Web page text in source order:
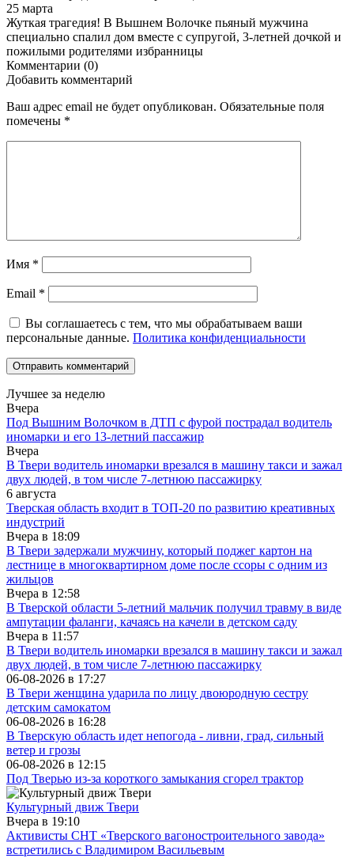
25 марта
Жуткая трагедия! В Вышнем Волочке пьяный мужчина
специально спалил дом вместе с супругой, 3-летней дочкой и
пожилыми родителями избранницы
Комментарии (0)
Добавить комментарий
Ваш адрес email не будет опубликован. Обязательные поля
помечены *
Имя *
Email *
Вы соглашаетесь с тем, что мы обрабатываем ваши
персональные данные. Политика конфиденциальности
Лучшее за неделю
Вчера
Под Вышним Волочком в ДТП с фурой пострадал водитель
иномарки и его 13-летний пассажир
Вчера
В Твери водитель иномарки врезался в машину такси и зажал
двух людей, в том числе 7-летнюю пассажирку
6 августа
Тверская область входит в ТОП-20 по развитию креативных
индустрий
Вчера в 18:09
В Твери задержали мужчину, который поджег картон на
лестнице в многоквартирном доме после ссоры с одним из
жильцов
Вчера в 12:58
В Тверской области 5-летний мальчик получил травму в виде
ампутации фаланги, качаясь на качели в детском саду
Вчера в 11:57
В Твери водитель иномарки врезался в машину такси и зажал
двух людей, в том числе 7-летнюю пассажирку
06-08-2026 в 17:27
В Твери женщина ударила по лицу двоюродную сестру
детским самокатом
06-08-2026 в 16:28
В Тверскую область идет непогода - ливни, град, сильный
ветер и грозы
06-08-2026 в 12:15
Под Тверью из-за короткого замыкания сгорел трактор
Культурный движ Твери
Вчера в 19:10
Активисты СНТ «Тверского вагоностроительного завода»
встретились с Владимиром Васильевым